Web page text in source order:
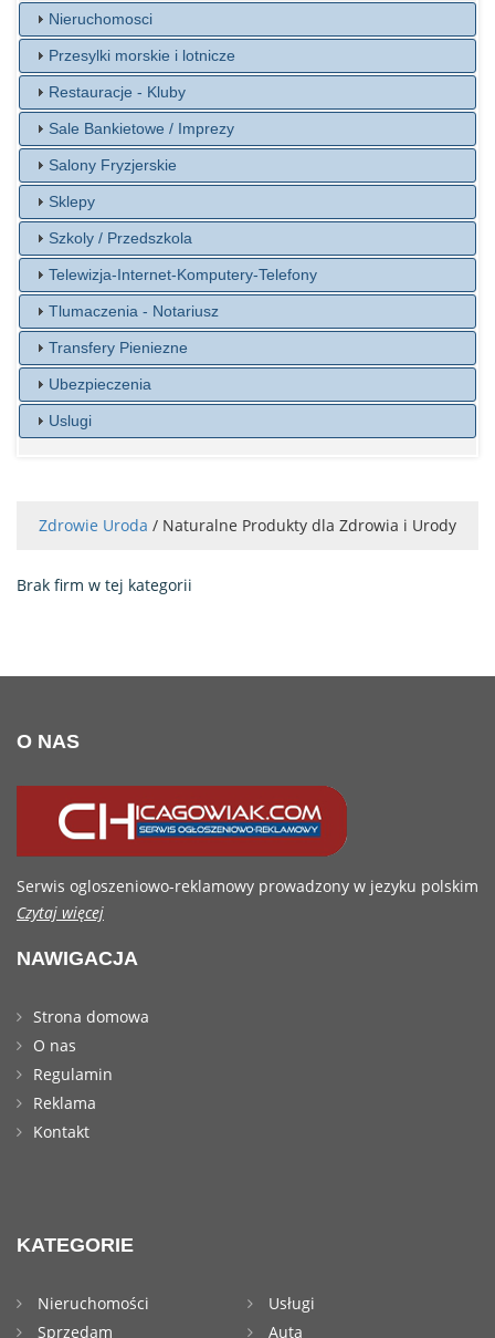
Nieruchomosci
Przesylki morskie i lotnicze
Restauracje - Kluby
Sale Bankietowe / Imprezy
Salony Fryzjerskie
Sklepy
Szkoly / Przedszkola
Telewizja-Internet-Komputery-Telefony
Tlumaczenia - Notariusz
Transfery Pieniezne
Ubezpieczenia
Uslugi
Zdrowie Uroda / Naturalne Produkty dla Zdrowia i Urody
Brak firm w tej kategorii
O NAS
Serwis ogloszeniowo-reklamowy prowadzony w jezyku polskim
Czytaj więcej
NAWIGACJA
Strona domowa
O nas
Regulamin
Reklama
Kontakt
KATEGORIE
Nieruchomości
Usługi
Sprzedam
Auta